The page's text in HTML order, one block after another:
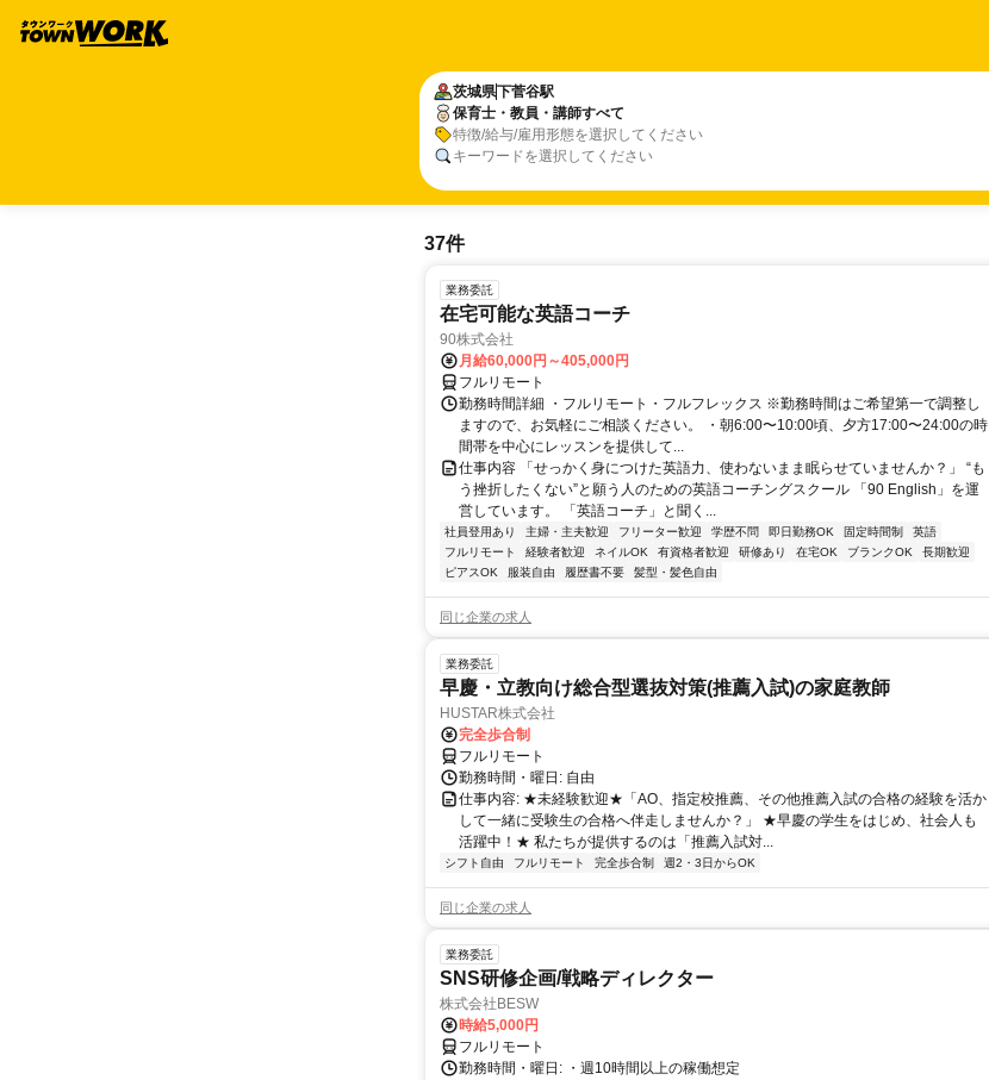
茨城県下菅谷駅
保育士・教員・講師すべて
特徴/給与/雇用形態を選択してください
キーワードを選択してください
37件
業務委託
在宅可能な英語コーチ
90株式会社
月給60,000円～405,000円
フルリモート
勤務時間詳細 ・フルリモート・フルフレックス ※勤務時間はご希望第一で調整し
ますので、お気軽にご相談ください。 ・朝6:00〜10:00頃、夕方17:00〜24:00の時
間帯を中心にレッスンを提供して...
仕事内容 「せっかく身につけた英語力、使わないまま眠らせていませんか？」 “も
う挫折したくない”と願う人のための英語コーチングスクール 「90 English」を運
営しています。 「英語コーチ」と聞く...
社員登用あり 主婦・主夫歓迎 フリーター歓迎 学歴不問 即日勤務OK 固定時間制
英語
フルリモート
経験者歓迎 ネイルOK 有資格者歓迎 研修あり 在宅OK ブランクOK
長期歓迎
ピアスOK
服装自由 履歴書不要 髪型・髪色自由
同じ企業の求人
業務委託
早慶・立教向け総合型選抜対策(推薦入試)の家庭教師
HUSTAR株式会社
完全歩合制
フルリモート
勤務時間・曜日: 自由
仕事内容: ★未経験歓迎★「AO、指定校推薦、その他推薦入試の合格の経験を活か
して一緒に受験生の合格へ伴走しませんか？」 ★早慶の学生をはじめ、社会人も
活躍中！★ 私たちが提供するのは「推薦入試対...
シフト自由 フルリモート 完全歩合制 週2・3日からOK
同じ企業の求人
業務委託
SNS研修企画/戦略ディレクター
株式会社BESW
時給5,000円
フルリモート
勤務時間・曜日: ・週10時間以上の稼働想定